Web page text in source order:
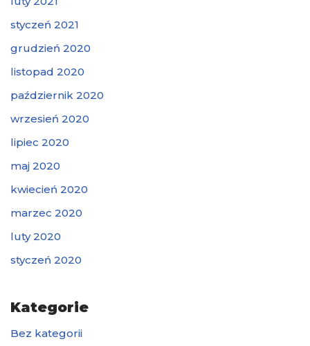
styczeń 2021
grudzień 2020
listopad 2020
październik 2020
wrzesień 2020
lipiec 2020
maj 2020
kwiecień 2020
marzec 2020
luty 2020
styczeń 2020
Kategorie
Bez kategorii